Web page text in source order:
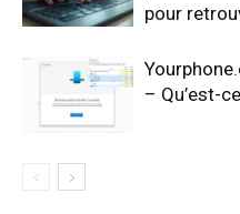
pour
– Qu’est-